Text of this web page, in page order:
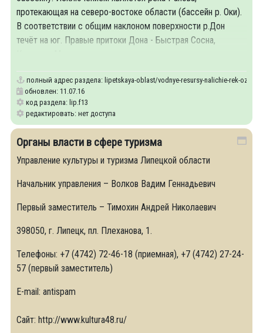
протекающая на северо-востоке области (бассейн р. Оки).
В соответствии с общим наклоном поверхности р.Дон
течёт на юг. Правые притоки Дона - Быстрая Сосна,
полный адрес раздела: lipetskaya-oblast/vodnye-resursy-nalichie-rek-ozer
обновлен: 11.07.16
код раздела: lip.f13
редактировать: нет доступа
Органы власти в сфере туризма
Управление культуры и туризма Липецкой области
Начальник управления – Волков Вадим Геннадьевич
Первый заместитель – Тимохин Андрей Николаевич
398050, г. Липецк, пл. Плеханова, 1.
Телефоны: +7 (4742) 72-46-18 (приемная), +7 (4742) 27-24-
57 (первый заместитель)
E-mail: antispam
Сайт: http://www.kultura48.ru/